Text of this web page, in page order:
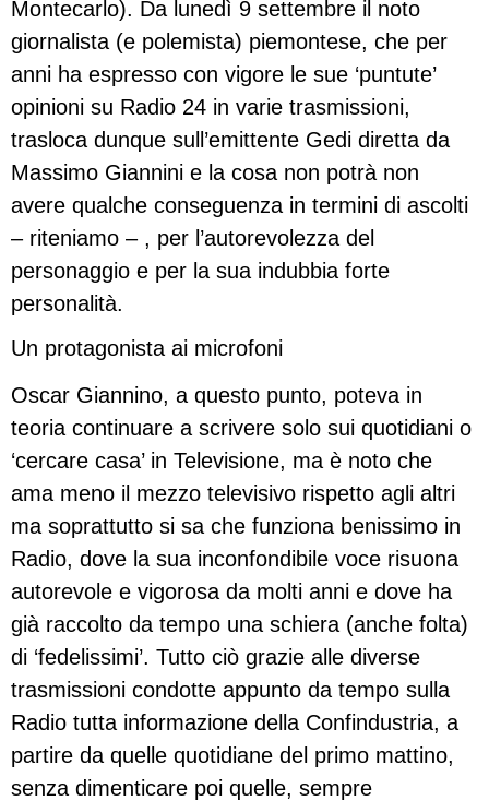
Montecarlo). Da lunedì 9 settembre il noto
giornalista (e polemista) piemontese, che per
anni ha espresso con vigore le sue ‘puntute’
opinioni su Radio 24 in varie trasmissioni,
trasloca dunque sull’emittente Gedi diretta da
Massimo Giannini e la cosa non potrà non
avere qualche conseguenza in termini di ascolti
– riteniamo – , per l’autorevolezza del
personaggio e per la sua indubbia forte
personalità.
Un protagonista ai microfoni
Oscar Giannino, a questo punto, poteva in
teoria continuare a scrivere solo sui quotidiani o
‘cercare casa’ in Televisione, ma è noto che
ama meno il mezzo televisivo rispetto agli altri
ma soprattutto si sa che funziona benissimo in
Radio, dove la sua inconfondibile voce risuona
autorevole e vigorosa da molti anni e dove ha
già raccolto da tempo una schiera (anche folta)
di ‘fedelissimi’. Tutto ciò grazie alle diverse
trasmissioni condotte appunto da tempo sulla
Radio tutta informazione della Confindustria, a
partire da quelle quotidiane del primo mattino,
senza dimenticare poi quelle, sempre